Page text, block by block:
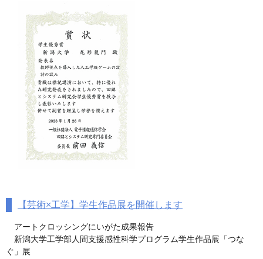
【芸術×工学】学生作品展を開催します
アートクロッシングにいがた成果報告
新潟大学工学部人間支援感性科学プログラム学生作品展「つな
ぐ」展